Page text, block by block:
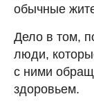
обычные
Дело в том,
люди,
с ними
здоровьем.